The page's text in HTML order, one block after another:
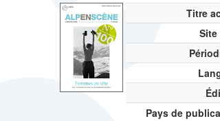
Titre
Site
Pays de